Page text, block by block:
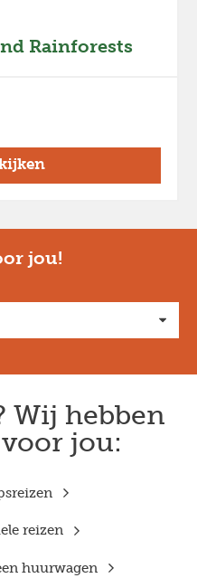
Rainforests
jou!
Wij hebben
jou:
reizen
huurwagen